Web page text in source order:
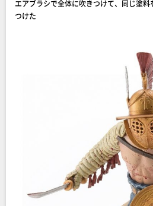
エアブラシで全体に吹きつけて、同じ塗
つけた